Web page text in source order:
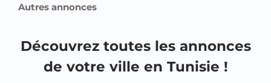
Autres annonces
Découvrez toutes les annonces
de votre ville en Tunisie !